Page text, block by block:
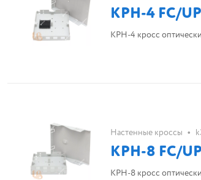
КРН-4 FC/
КРН-4 кросс
Настенные кроссы •
КРН-8 FC/
КРН-8 кросс